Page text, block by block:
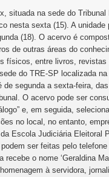
situada na sede do
nesta sexta (15). A
(18). O acervo é
de outras áreas do
físicos, entre livros,
do TRE-SP localizada
de segunda a sexta-feira,
O acervo pode ser
e, em seguida,
no local, no entanto,
Escola Judiciária
ser feitas pelo
o nome ‘Geraldina
à servidora,